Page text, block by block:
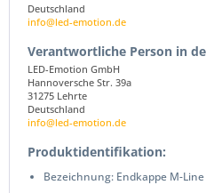
Deutschland
info@led-emotion.de
Verantwortliche Person in
LED-Emotion GmbH
Hannoversche Str. 39a
31275 Lehrte
Deutschland
info@led-emotion.de
Produktidentifikation:
Bezeichnung: Endkappe M-